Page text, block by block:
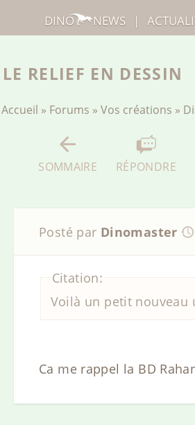
RELIEF EN DESSIN
Accueil » Forums » Vos créations »
SOMMAIRE RÉPONDRE
Posté par Dinomaster
Citation:
Voilà un petit
Ca me rappel la BD
DINO NEWS |